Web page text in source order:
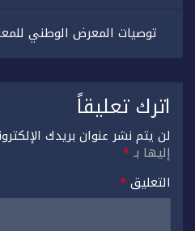
توصيات المعرض الوطني
اترك تعليقاً
لن يتم نشر عنوان بريدك
إليها بـ*
التعليق*